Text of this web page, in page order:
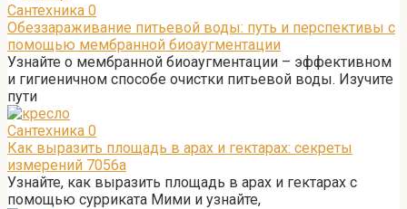
Сантехника 0
Обеззараживание питьевой воды: путь и перспективы с
помощью мембранной биоаугментации
Узнайте о мембранной биоаугментации – эффективном
и гигиеничном способе очистки питьевой воды. Изучите
пути
Сантехника 0
Как выразить площадь в арах и гектарах: секреты
измерений 7056а
Узнайте, как выразить площадь в арах и гектарах с
помощью сурриката Мими и узнайте,